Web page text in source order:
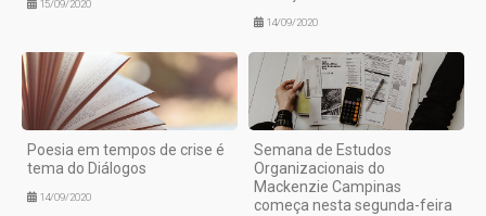
15/09/2020
14/09/2020
Poesia em tempos de crise é
tema do Diálogos
14/09/2020
Semana de Estudos
Organizacionais do
Mackenzie Campinas
começa nesta segunda-feira